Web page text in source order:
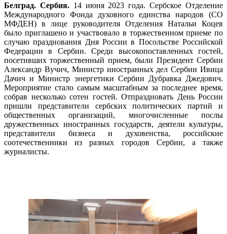
Белград. Сербия.14 июня 2023 года. Сербское Отделение
Международного Фонда духовного единства народов (СО
МФДЕН) в лице руководителя Отделения Натальи Коцев
было приглашено и участвовало в торжественном приеме по
случаю празднования Дня России в Посольстве Российской
Федерации в Сербии. Среди высокопоставленных гостей,
посетивших торжественный прием, были Президент Сербии
Александр Вучич, Министр иностранных дел Сербии Ивица
Дачич и Министр энергетики Сербии Дубравка Джедович.
Мероприятие стало самым масштабным за последнее время,
собрав несколько сотен гостей. Отпраздновать День России
пришли представители сербских политических партий и
общественных организаций, многочисленные послы
дружественных иностранных государств, деятели культуры,
представители бизнеса и духовенства, российские
соотечественники из разных городов Сербии, а также
журналисты.